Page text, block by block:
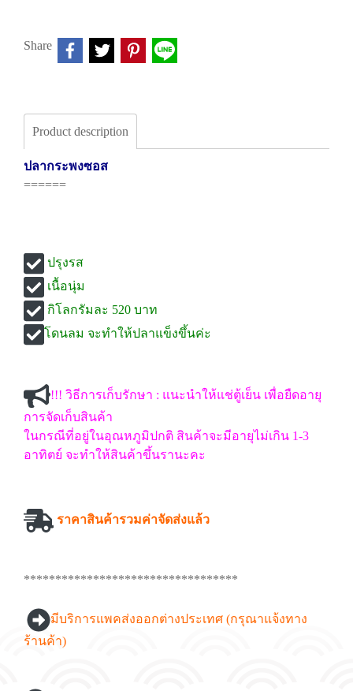
Share
Product description
ปลากระพงซอส
======
ปรุงรส
เนื้อนุ่ม
กิโลกรัมละ 520 บาท
โดนลม จะทำให้ปลาแข็งขึ้นค่ะ
!!! วิธีการเก็บรักษา : แนะนำให้แช่ตู้เย็น เพื่อยืดอายุ
การจัดเก็บสินค้า
ในกรณีที่อยู่ในอุณหภูมิปกติ สินค้าจะมีอายุไม่เกิน 1-3
อาทิตย์ จะทำให้สินค้าขึ้นรานะคะ
ราคาสินค้ารวมค่าจัดส่งแล้ว
**********************************
มีบริการแพคส่งออกต่างประเทศ (กรุณาแจ้งทาง
ร้านค้า)